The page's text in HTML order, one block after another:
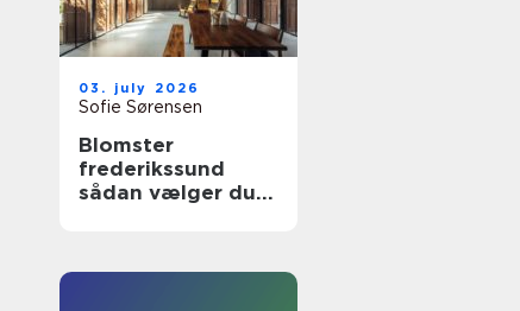
03. july 2026
Sofie Sørensen
Blomster
frederikssund
sådan vælger du